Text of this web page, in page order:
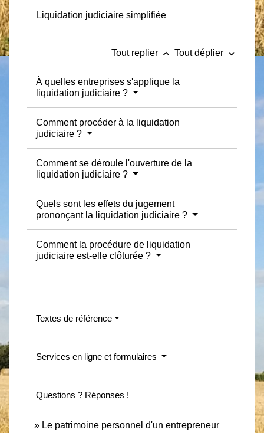
Liquidation judiciaire simplifiée
Tout replier keyboard_arrow_up Tout déplier keyboard_arrow_down
À quelles entreprises s'applique la
liquidation judiciaire ?
Comment procéder à la liquidation
judiciaire ?
Comment se déroule l'ouverture de la
liquidation judiciaire ?
Quels sont les effets du jugement
prononçant la liquidation judiciaire ?
Comment la procédure de liquidation
judiciaire est-elle clôturée ?
Textes de référence
Services en ligne et formulaires
Questions ? Réponses !
Le patrimoine personnel d'un entrepreneur